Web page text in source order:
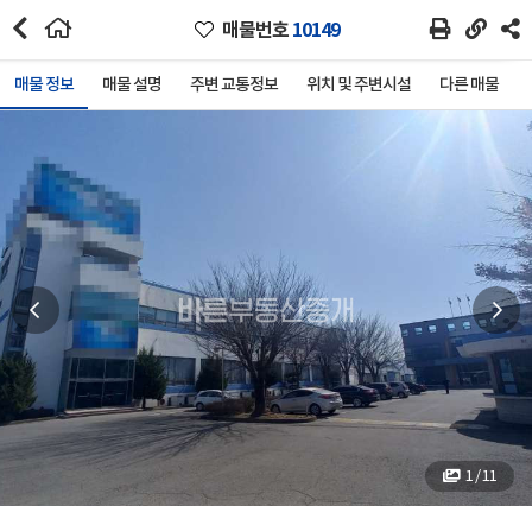
매물번호10149
매물 정보 매물 설명 주변 교통정보 위치 및 주변시설 다른 매물
1 / 11